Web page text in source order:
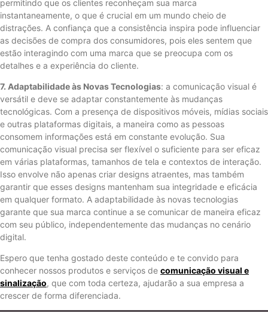
permitindo que os clientes reconheçam sua marca
instantaneamente, o que é crucial em um mundo cheio de
distrações. A confiança que a consistência inspira pode influenciar
as decisões de compra dos consumidores, pois eles sentem que
estão interagindo com uma marca que se preocupa com os
detalhes e a experiência do cliente.
7. Adaptabilidade às Novas Tecnologias: a comunicação visual é
versátil e deve se adaptar constantemente às mudanças
tecnológicas. Com a presença de dispositivos móveis, mídias sociais
e outras plataformas digitais, a maneira como as pessoas
consomem informações está em constante evolução. Sua
comunicação visual precisa ser flexível o suficiente para ser eficaz
em várias plataformas, tamanhos de tela e contextos de interação.
Isso envolve não apenas criar designs atraentes, mas também
garantir que esses designs mantenham sua integridade e eficácia
em qualquer formato. A adaptabilidade às novas tecnologias
garante que sua marca continue a se comunicar de maneira eficaz
com seu público, independentemente das mudanças no cenário
digital.
Espero que tenha gostado deste conteúdo e te convido para
conhecer nossos produtos e serviços de comunicação visual e
sinalização, que com toda certeza, ajudarão a sua empresa a
crescer de forma diferenciada.